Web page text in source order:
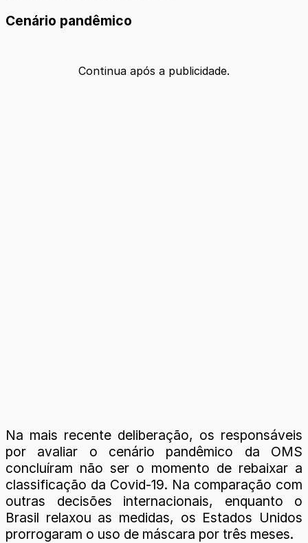
Cenário pandêmico
Continua após a publicidade.
Na mais recente deliberação, os responsáveis
por avaliar o cenário pandêmico da OMS
concluíram não ser o momento de rebaixar a
classificação da Covid-19. Na comparação com
outras decisões internacionais, enquanto o
Brasil relaxou as medidas, os Estados Unidos
prorrogaram o uso de máscara por três meses.